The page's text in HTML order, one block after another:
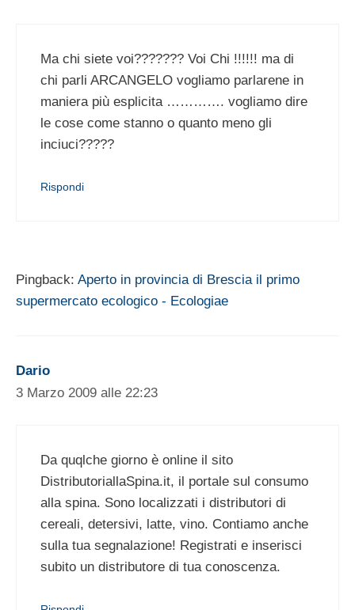
Ma chi siete voi??????? Voi Chi !!!!!! ma di
chi parli ARCANGELO vogliamo parlarene in
maniera più esplicita …………. vogliamo dire
le cose come stanno o quanto meno gli
inciuci?????
Rispondi
Pingback: Aperto in provincia di Brescia il primo
supermercato ecologico - Ecologiae
Dario
3 Marzo 2009 alle 22:23
Da quqlche giorno è online il sito
DistributoriallaSpina.it, il portale sul consumo
alla spina. Sono localizzati i distributori di
cereali, detersivi, latte, vino. Contiamo anche
sulla tua segnalazione! Registrati e inserisci
subito un distributore di tua conoscenza.